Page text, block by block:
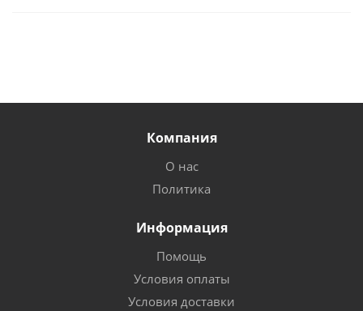
Компания
О нас
Политика
Информация
Помощь
Условия оплаты
Условия доставки